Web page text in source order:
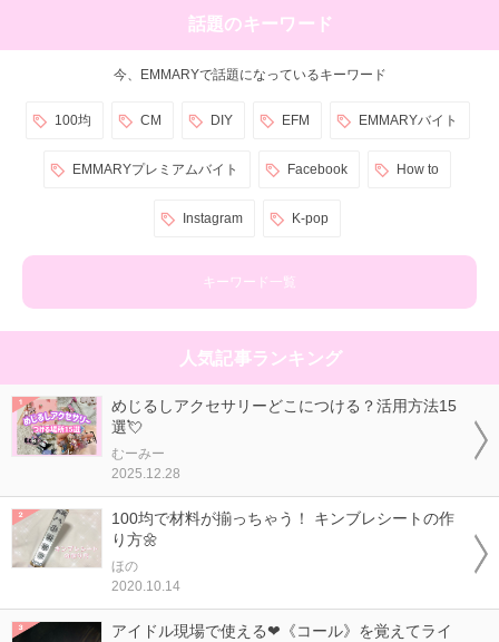
話題のキーワード
今、EMMARYで話題になっているキーワード
100均 CM DIY EFM EMMARYバイト
EMMARYプレミアムバイト Facebook How to
Instagram K-pop
キーワード一覧
人気記事ランキング
めじるしアクセサリーどこにつける？活用方法15
選💘
むーみー
2025.12.28
100均で材料が揃っちゃう！ キンブレシートの作
り方🌼
ほの
2020.10.14
アイドル現場で使える❤《コール》を覚えてライ